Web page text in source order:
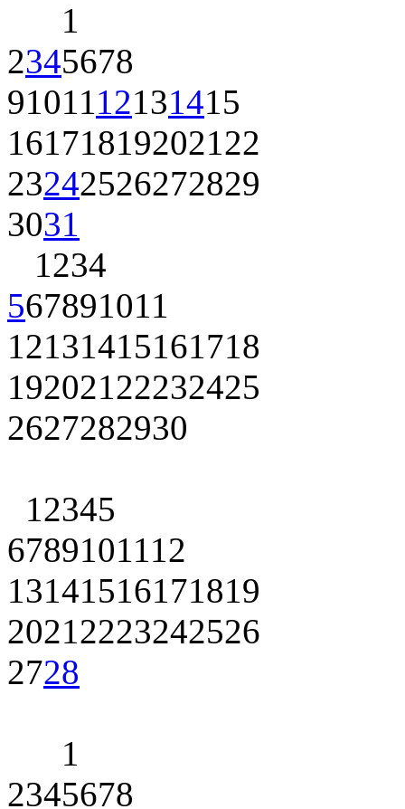
1
2345678
9101112131415
16171819202122
23242526272829
3031
1234
567891011
12131415161718
19202122232425
2627282930
12345
6789101112
13141516171819
20212223242526
2728
1
2345678